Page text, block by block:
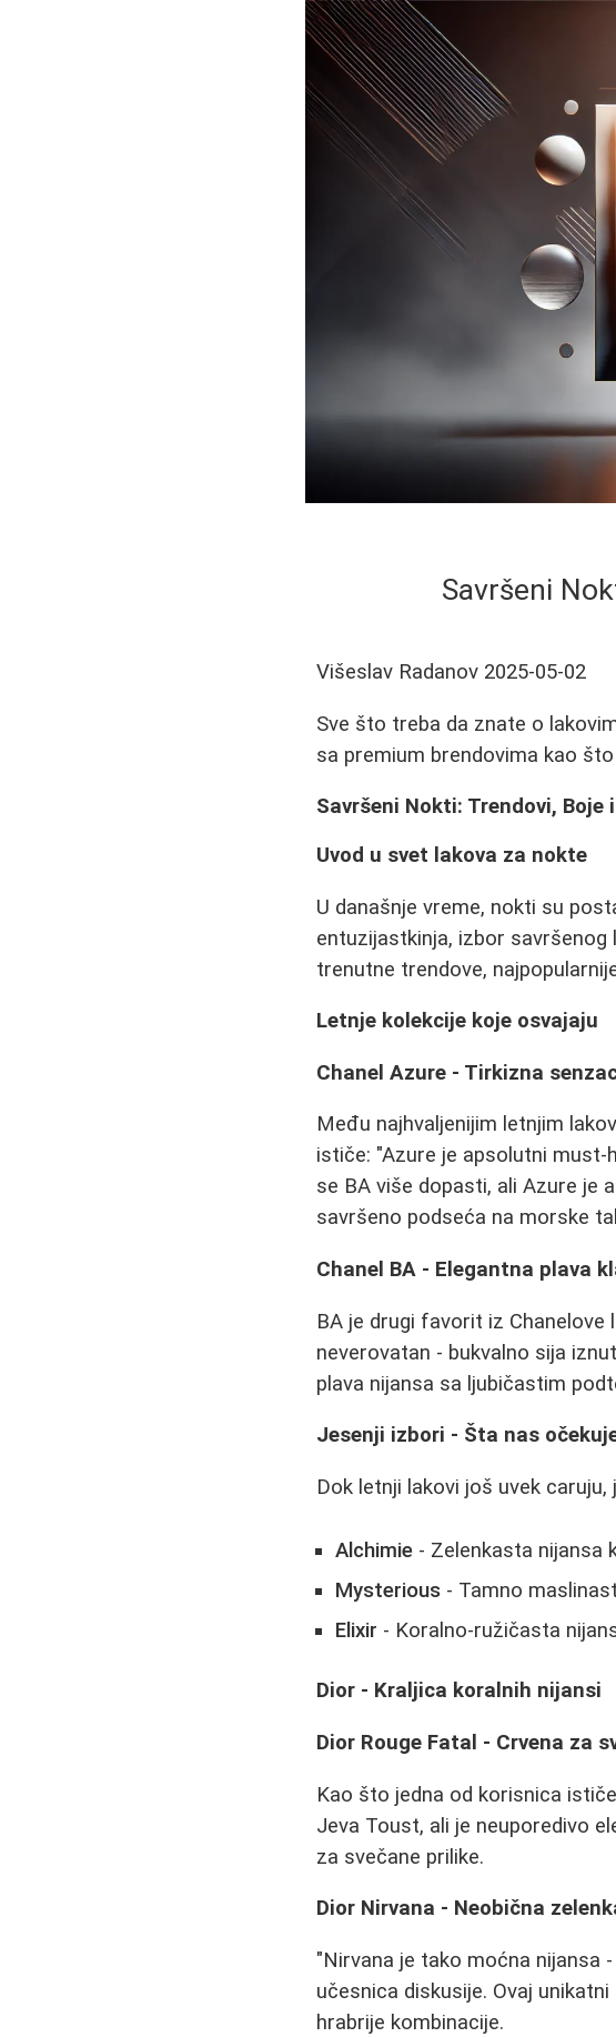
Savršeni
Višeslav Radanov 2025-05-02
Sve što treba da znate o
sa premium brendovima kao što
Savršeni Nokti: Trendovi, Boje
Uvod u svet lakova za nokte
U današnje vreme, nokti su
entuzijastkinja, izbor
trenutne trendove,
Letnje kolekcije koje osvajaju
Chanel Azure - Tirkizna
Među najhvaljenijim letnjim
ističe: "Azure je apsolutni must-
se BA više dopasti, ali Azure je
savršeno podseća na morske
Chanel BA - Elegantna plava
BA je drugi favorit iz
neverovatan - bukvalno sija
plava nijansa sa ljubičastim
Jesenji izbori - Šta nas
Dok letnji lakovi još uvek
Alchimie - Zelenkasta nijansa
Mysterious - Tamno
Elixir - Koralno-ružičasta
Dior - Kraljica koralnih nijansi
Dior Rouge Fatal - Crvena za
Kao što jedna od korisnica
Jeva Toust, ali je neuporedivo
za svečane prilike.
Dior Nirvana - Neobična
"Nirvana je tako moćna nijansa
učesnica diskusije. Ovaj
hrabrije kombinacije.